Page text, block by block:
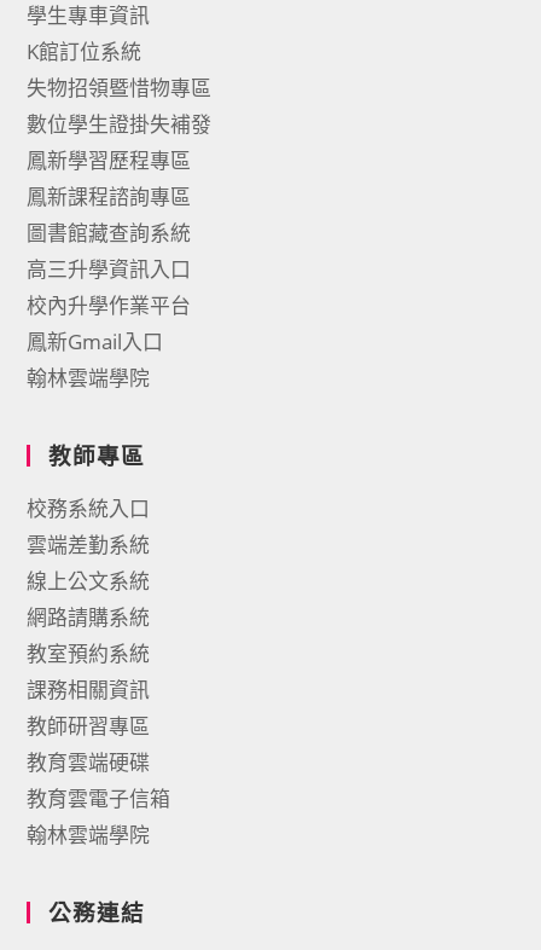
學生專車資訊
K館訂位系統
失物招領暨惜物專區
數位學生證掛失補發
鳳新學習歷程專區
鳳新課程諮詢專區
圖書館藏查詢系統
高三升學資訊入口
校內升學作業平台
鳳新Gmail入口
翰林雲端學院
教師專區
校務系統入口
雲端差勤系統
線上公文系統
網路請購系統
教室預約系統
課務相關資訊
教師研習專區
教育雲端硬碟
教育雲電子信箱
翰林雲端學院
公務連結